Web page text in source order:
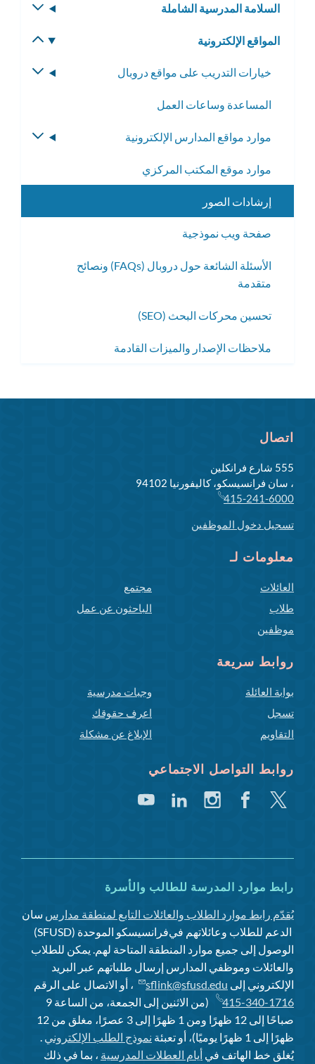
السلامة المدرسية الشاملة
المواقع الإلكترونية
خيارات التدريب على مواقع دروبال
المساعدة وساعات العمل
موارد مواقع المدارس الإلكترونية
موارد موقع المكتب المركزي
إرشادات الصور
صفحة ويب نموذجية
الأسئلة الشائعة حول دروبال (FAQs) ونصائح
متقدمة
تحسين محركات البحث (SEO)
ملاحظات الإصدار والميزات القادمة
اتصال
555 شارع فرانكلين
، سان فرانسيسكو، كاليفورنيا 94102
415-241-6000
تسجيل دخول الموظفين
معلومات لـ
العائلات
طلاب
موظفين
مجتمع
الباحثون عن عمل
روابط سريعة
بوابة العائلة
تسجل
التقاويم
وجبات مدرسية
اعرف حقوقك
الإبلاغ عن مشكلة
روابط التواصل الاجتماعي
تغريد فيسبوكانستغراملينكد
يوتيوب
رابط موارد المدرسة للطالب والأسرة
يُقدّم رابط موارد الطلاب والعائلات التابع لمنطقة مدارس سان
فرانسيسكو الموحدة (SFUSD)الدعم للطلاب وعائلاتهم في
الوصول إلى جميع موارد المنطقة المتاحة لهم. يمكن للطلاب
والعائلات وموظفي المدارس إرسال طلباتهم عبر البريد
الإلكتروني إلى sflink@sfusd.edu
، أو الاتصال على الرقم
415-340-1716
(من الاثنين إلى الجمعة، من الساعة 9
صباحًا إلى 12 ظهرًا ومن 1 ظهرًا إلى 3 عصرًا، مغلق من 12
ظهرًا إلى 1 ظهرًا يوميًا)، أو تعبئة
نموذج الطلب الإلكتروني .
يُغلق خط الهاتف في أيام العطلات المدرسية ، بما في ذلك